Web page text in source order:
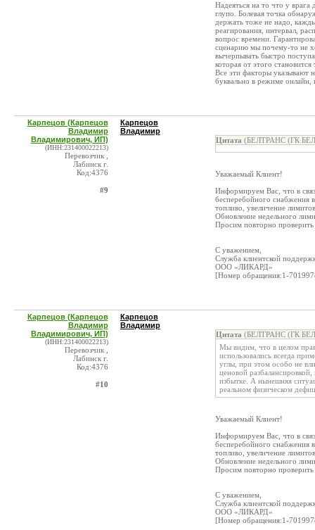
Надеяться на то что у
глупо. Болевая точка
держать тоже не надо,
реагирования, интервал,
вопрос времени.
сценарию мы почему-то не
вычерпывать быстро
которая от этого становится
Все эти факторы указывают
буквально в режиме онлайн,
Карпецов (Карпецов
Владимир
Владимирович, ИП)
(ИНН:231400022213)
Перевозчик ,
Лабинск г.
Код:4376
#9
Карпецов
Владимир
Цитата (БЕЛТРАНС (ГК
Уважаемый Клиент!
Информируем Вас, что в
бесперебойного снабжения
топливо, увеличение
Обновление недельного
Просим повторно
С уважением,
Служба клиентской
ООО «ЛИКАРД»
[Номер обращения:1-
Карпецов (Карпецов
Владимир
Владимирович, ИП)
(ИНН:231400022213)
Перевозчик ,
Лабинск г.
Код:4376
#10
Карпецов
Владимир
Цитата (БЕЛТРАНС (ГК
Мы видим, что в целом
использовались всегда
углы, при этом особо не
ценовой
избытке. А нынешняя
реальном физическом
Уважаемый Клиент!
Информируем Вас, что в
бесперебойного снабжения
топливо, увеличение
Обновление недельного
Просим повторно
С уважением,
Служба клиентской
ООО «ЛИКАРД»
[Номер обращения:1-